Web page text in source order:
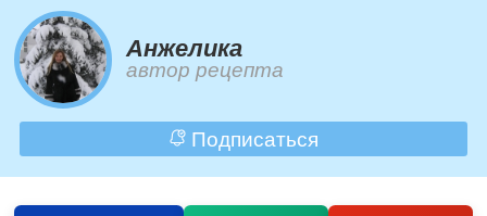
Анжелика
автор рецепта
Подписаться